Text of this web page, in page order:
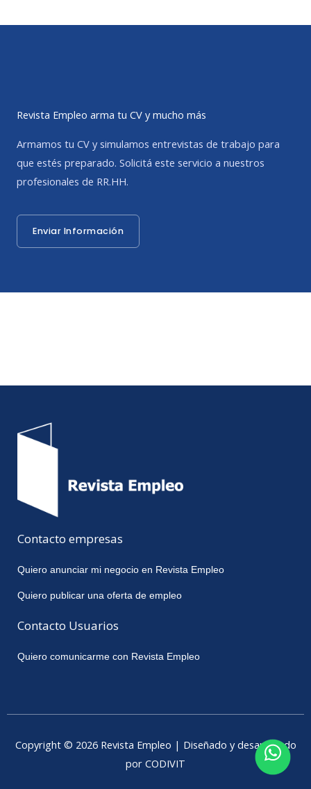
Revista Empleo arma tu CV y mucho más
Armamos tu CV y simulamos entrevistas de trabajo para
que estés preparado. Solicitá este servicio a nuestros
profesionales de RR.HH.
Enviar Información
Contacto empresas
Quiero anunciar mi negocio en Revista Empleo
Quiero publicar una oferta de empleo
Contacto Usuarios
Quiero comunicarme con Revista Empleo
Copyright © 2026 Revista Empleo | Diseñado y desarrollado
por CODIVIT